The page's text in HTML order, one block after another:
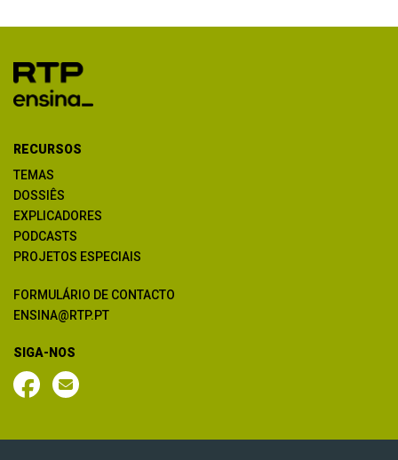
RECURSOS
TEMAS
DOSSIÊS
EXPLICADORES
PODCASTS
PROJETOS ESPECIAIS
FORMULÁRIO DE CONTACTO
ENSINA@RTP.PT
SIGA-NOS